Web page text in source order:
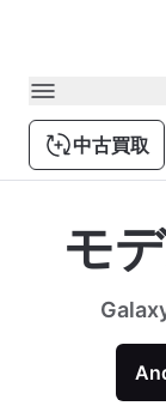
中古買取
モ